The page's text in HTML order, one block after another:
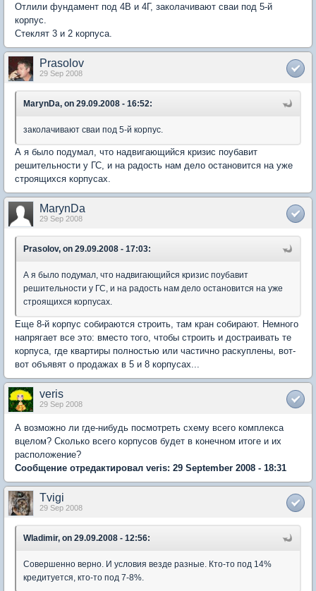
Отлили фундамент под 4В и 4Г, заколачивают сваи под 5-й
корпус.
Стеклят 3 и 2 корпуса.
Prasolov
29 Sep 2008
MarynDa, on 29.09.2008 - 16:52:
заколачивают сваи под 5-й корпус.
А я было подумал, что надвигающийся кризис поубавит
решительности у ГС, и на радость нам дело остановится на уже
строящихся корпусах.
MarynDa
29 Sep 2008
Prasolov, on 29.09.2008 - 17:03:
А я было подумал, что надвигающийся кризис поубавит
решительности у ГС, и на радость нам дело остановится на уже
строящихся корпусах.
Еще 8-й корпус собираются строить, там кран собирают. Немного
напрягает все это: вместо того, чтобы строить и достраивать те
корпуса, где квартиры полностью или частично раскуплены, вот-
вот объявят о продажах в 5 и 8 корпусах...
veris
29 Sep 2008
А возможно ли где-нибудь посмотреть схему всего комплекса
вцелом? Сколько всего корпусов будет в конечном итоге и их
расположение?
Сообщение отредактировал veris: 29 September 2008 - 18:31
Tvigi
29 Sep 2008
Wladimir, on 29.09.2008 - 12:56:
Совершенно верно. И условия везде разные. Кто-то под 14%
кредитуется, кто-то под 7-8%.